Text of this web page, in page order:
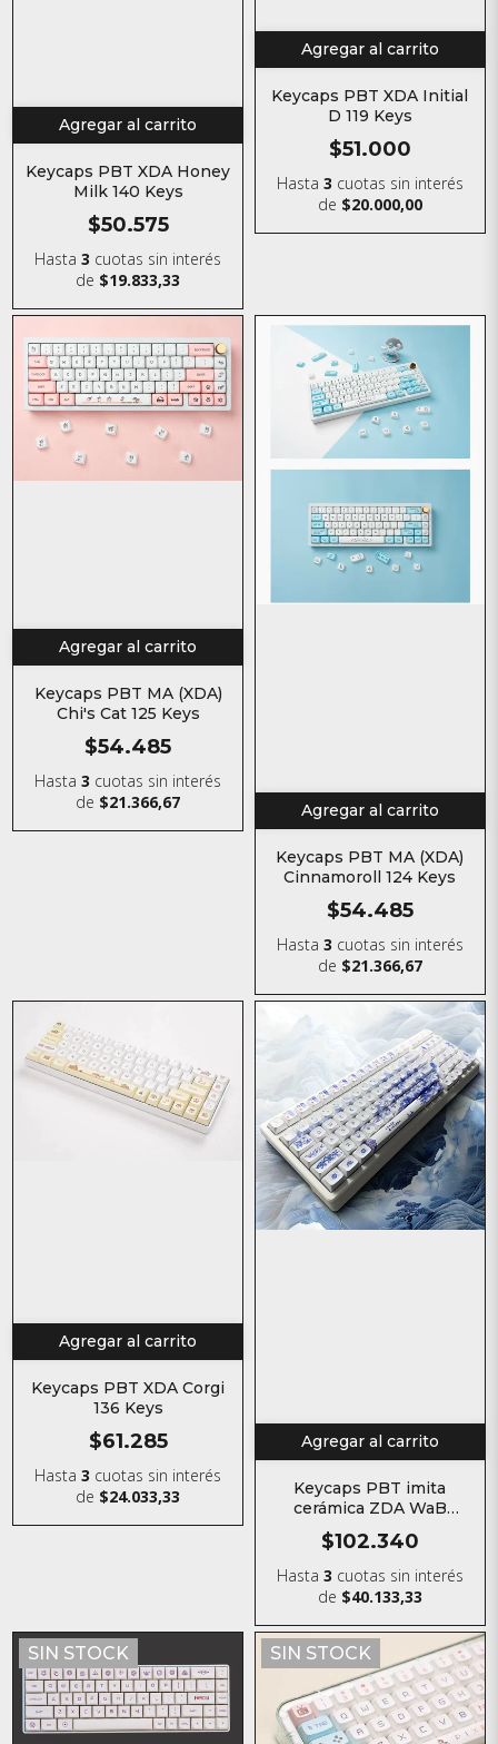
Agregar al carrito
Keycaps PBT XDA Honey
Milk 140 Keys
$50.575
Hasta3 cuotas sin interés
de $19.833,33
Agregar al carrito
Keycaps PBT XDA Initial
D 119 Keys
$51.000
Hasta 3 cuotas sin interés
de $20.000,00
Agregar al carrito
Keycaps PBT MA (XDA)
Chi's Cat 125 Keys
$54.485
Hasta3 cuotas sin interés
de $21.366,67 Agregar al carrito
Keycaps PBT MA (XDA)
Cinnamoroll 124 Keys
$54.485
Hasta 3 cuotas sin interés
de $21.366,67
Agregar al carrito
Keycaps PBT XDA Corgi
136 Keys
$61.285
Hasta3 cuotas sin interés
de $24.033,33
Agregar al carrito
Keycaps PBT imita
cerámica ZDA WaB
Porcelain 138 Keys
$102.340
Hasta 3 cuotas sin interés
de $40.133,33
SIN STOCK SIN STOCK